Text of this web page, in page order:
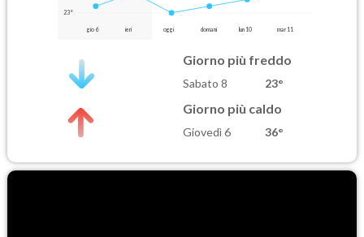
23°
gio 6 ieri oggi domani lun 10 mar 11
Giorno più freddo
Sabato 8 23°
Giorno più caldo
Giovedì 6 36°